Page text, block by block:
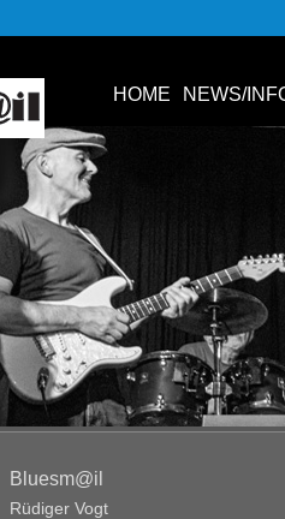
HOME NEWS/
Bluesm@il
Rüdiger Vogt